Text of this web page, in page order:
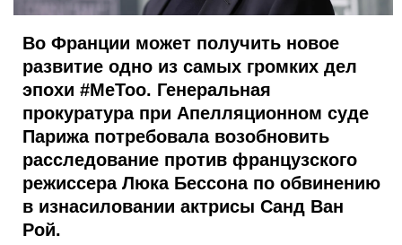
Во Франции может получить новое
развитие одно из самых громких дел
эпохи #MeToo. Генеральная
прокуратура при Апелляционном суде
Парижа потребовала возобновить
расследование против французского
режиссера Люка Бессона по обвинению
в изнасиловании актрисы Санд Ван
Рой.